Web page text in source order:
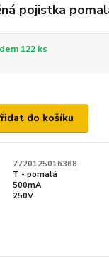
pojistka
122 ks
do košíku
7720125016368
T - pomalá
500mA
250V